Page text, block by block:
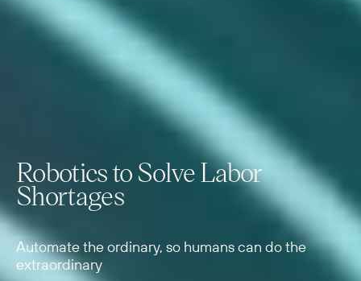
Robotics to Solve Labor
Shortages
Automate the ordinary, so humans can do the
extraordinary